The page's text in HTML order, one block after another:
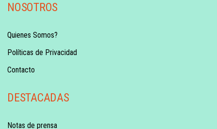
NOSOTROS
Quienes Somos?
Políticas de Privacidad
Contacto
DESTACADAS
Notas de prensa